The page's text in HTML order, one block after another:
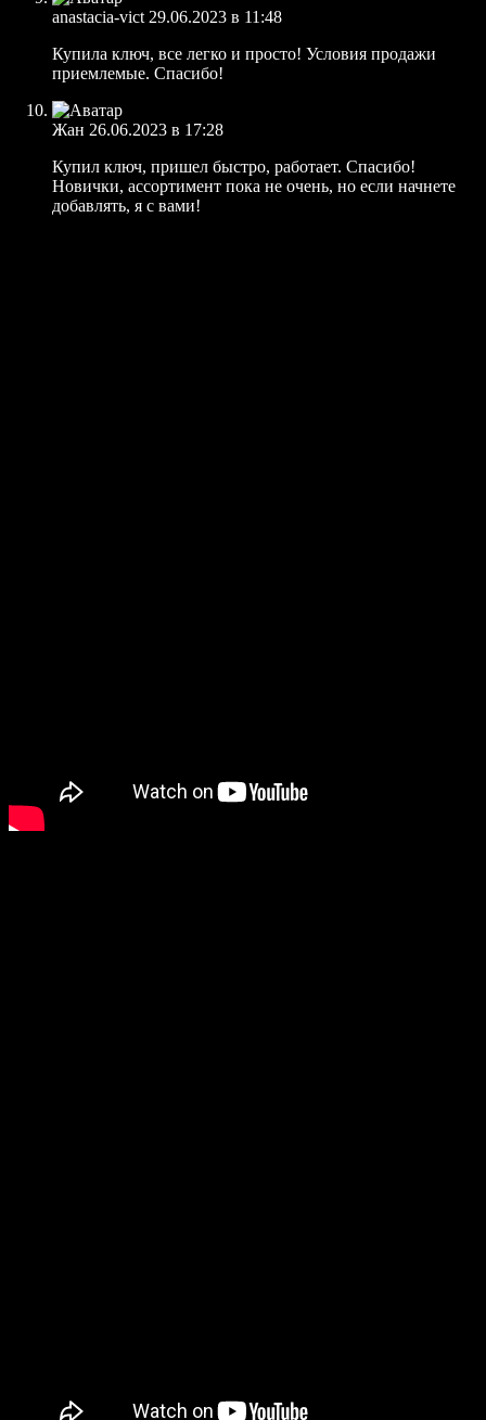
anastacia-vict 29.06.2023 в 11:48
Купила ключ, все легко и просто! Условия продажи
приемлемые. Спасибо!
Жан 26.06.2023 в 17:28
Купил ключ, пришел быстро, работает. Спасибо!
Новички, ассортимент пока не очень, но если начнете
добавлять, я с вами!